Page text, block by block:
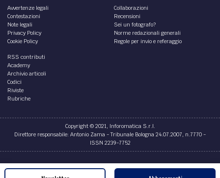
Avvertenze legali
Contestazioni
Note legali
Privacy Policy
Cookie Policy
Collaborazioni
Recensioni
Sei un fotografo?
Norme redazionali generali
Regole per invio e referaggio
RSS contributi
Academy
Archivio articoli
Codici
Riviste
Rubriche
Copyright © 2021, Inforomatica S.r.l.
Direttore responsabile: Antonio Zama - Tribunale Bologna 24.07.2007, n.7770 -
ISSN 2239-7752
Credits